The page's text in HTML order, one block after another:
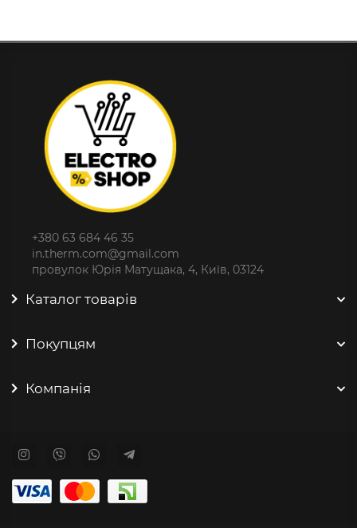
+380 63 684 46 35
in.therm.com@gmail.com
провулок Юрія Матущака, 4, Київ, 03124
Каталог товарів
Покупцям
Компанія